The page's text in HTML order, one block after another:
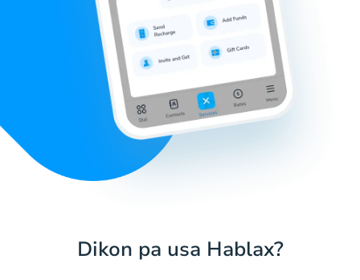
Dikon pa usa Hablax?